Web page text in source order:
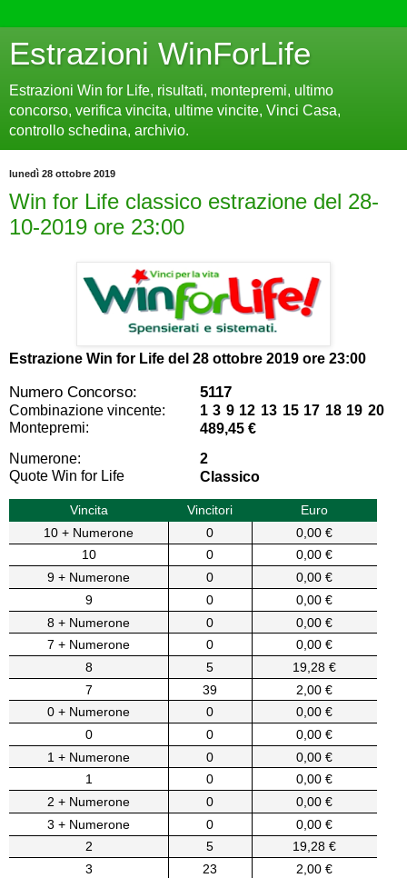
Estrazioni WinForLife
Estrazioni Win for Life, risultati, montepremi, ultimo
concorso, verifica vincita, ultime vincite, Vinci Casa,
controllo schedina, archivio.
lunedì 28 ottobre 2019
Win for Life classico estrazione del 28-
10-2019 ore 23:00
Estrazione Win for Life del 28 ottobre 2019 ore 23:00
Numero Concorso: 5117
Combinazione vincente:
1 3 9 12 13 15 17 18 19 20
Montepremi:
489,45 €
Numerone:
2
Quote Win for Life
Classico
Vincita Vincitori
Euro
10 + Numerone
0
0,00 €
10
0
0,00 €
9 + Numerone
0
0,00 €
9
0
0,00 €
8 + Numerone
0
0,00 €
7 + Numerone
0
0,00 €
8
5
19,28 €
7
39
2,00 €
0 + Numerone
0
0,00 €
0
0
0,00 €
1 + Numerone
0
0,00 €
1
0
0,00 €
2 + Numerone
0
0,00 €
3 + Numerone
0
0,00 €
2
5
19,28 €
3
23 2,00 €